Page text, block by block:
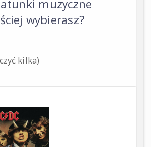
muzyczne
wybierasz?
kilka)